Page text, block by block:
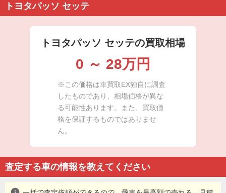
トヨタパッソ セッテ
トヨタパッソ セッテの買取相場
0 ～ 28万円
※この価格は車買取EX独自に調査
したものであり、相場価格が異な
る可能性あります。また、買取価
格を保証するものではありませ
ん。
査定する車の情報を教えてください